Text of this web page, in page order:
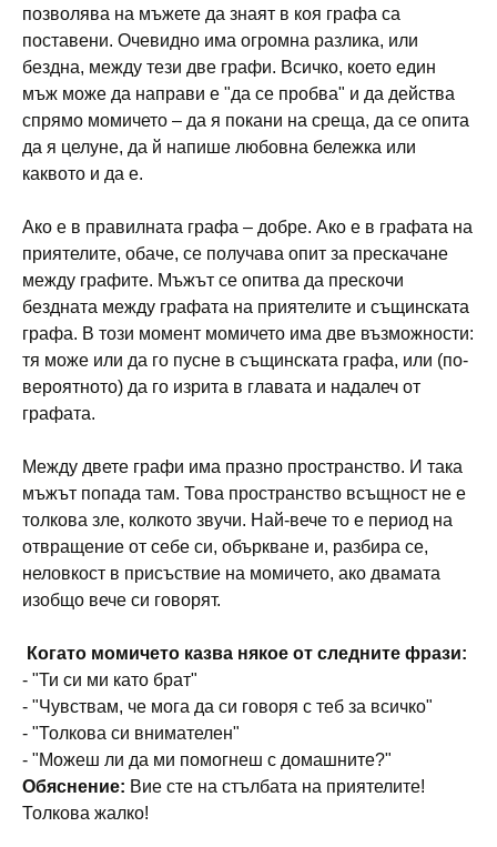
позволява на мъжете да знаят в коя графа са
поставени. Очевидно има огромна разлика, или
бездна, между тези две графи. Всичко, което един
мъж може да направи е "да се пробва" и да действа
спрямо момичето – да я покани на среща, да се опита
да я целуне, да й напише любовна бележка или
каквото и да е.
Ако е в правилната графа – добре. Ако е в графата на
приятелите, обаче, се получава опит за прескачане
между графите. Мъжът се опитва да прескочи
бездната между графата на приятелите и същинската
графа. В този момент момичето има две възможности:
тя може или да го пусне в същинската графа, или (по-
вероятното) да го изрита в главата и надалеч от
графата.
Между двете графи има празно пространство. И така
мъжът попада там. Това пространство всъщност не е
толкова зле, колкото звучи. Най-вече то е период на
отвращение от себе си, объркване и, разбира се,
неловкост в присъствие на момичето, ако двамата
изобщо вече си говорят.
Когато момичето казва някое от следните фрази:
- "Ти си ми като брат"
- "Чувствам, че мога да си говоря с теб за всичко"
- "Толкова си внимателен"
- "Можеш ли да ми помогнеш с домашните?"
Обяснение: Вие сте на стълбата на приятелите!
Толкова жалко!